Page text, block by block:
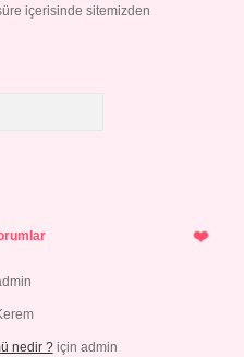
içerisinde sitemizden
nedir ?için admin